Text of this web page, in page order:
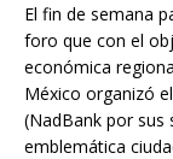
El fin de semana
foro que con el
económica
México organizó
(NadBank por sus
emblemática